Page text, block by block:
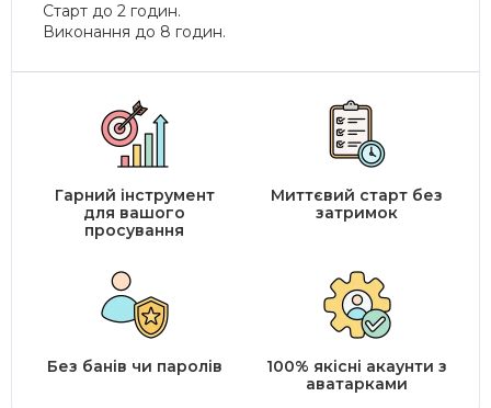
Старт до 2 годин.
Виконання до 8 годин.
Гарний інструмент
для вашого
просування
Миттєвий старт без
затримок
Без банів чи паролів
100% якісні акаунти з
аватарками